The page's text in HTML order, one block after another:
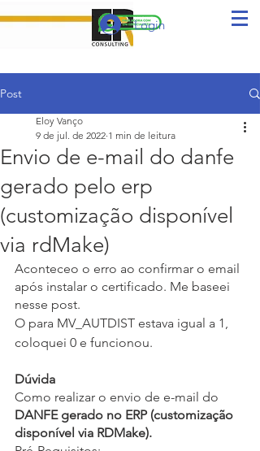
Login
Post
Envio de e-mail do danfe
gerado pelo erp
(customização disponível
via rdMake)
Eloy Vanço
9 de jul. de 2022 1 min de leitura
Aconteceo o erro ao confirmar o email
após instalar o certificado. Me baseei
nesse post.
O para MV_AUTDIST estava igual a 1,
coloquei 0 e funcionou.
Dúvida
Como realizar o envio de e-mail do
DANFE gerado no ERP (customização
disponível via RDMake).